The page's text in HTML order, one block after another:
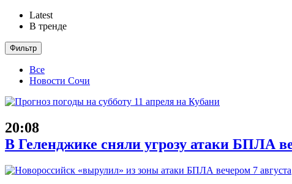
Latest
В тренде
Фильтр
Все
Новости Сочи
20:08
В Геленджике сняли угрозу атаки БПЛА